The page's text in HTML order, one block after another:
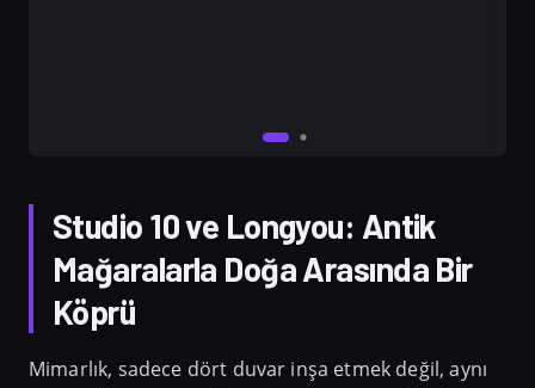
Studio 10 ve Longyou: Antik
Mağaralarla Doğa Arasında Bir
Köprü
Mimarlık, sadece dört duvar inşa etmek değil, aynı